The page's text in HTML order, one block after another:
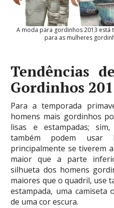
A moda para gordinhos 2013 está
para as mulheres
Tendências
Gordinhos
Para a temporada
homens mais gordinhos
lisas e estampadas;
também podem usar
principalmente se tiverem
maior que a parte
silhueta dos homens
maiores que o quadril, use
estampada, uma camiseta
de uma cor escura.